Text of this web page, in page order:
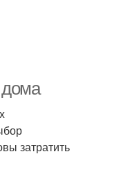
дома
затратить